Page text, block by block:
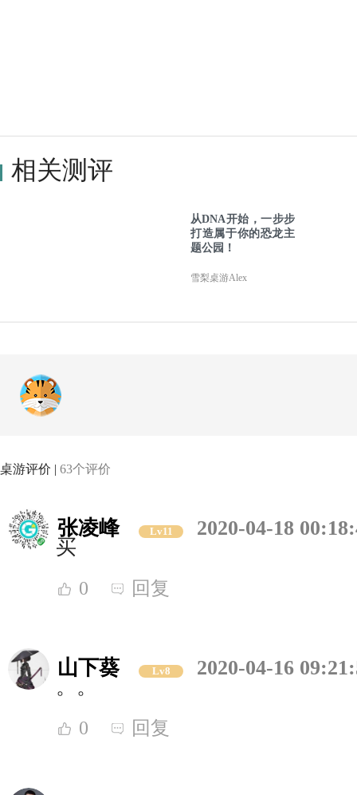
相关测评
从DNA开始，一步步
打造属于你的恐龙主
题公园！
雪梨桌游Alex
桌游评价 | 63个评价
张凌峰 Lv11
2020-04-18
买
0 回复
山下葵 Lv8
2020-04-16
。。
0 回复